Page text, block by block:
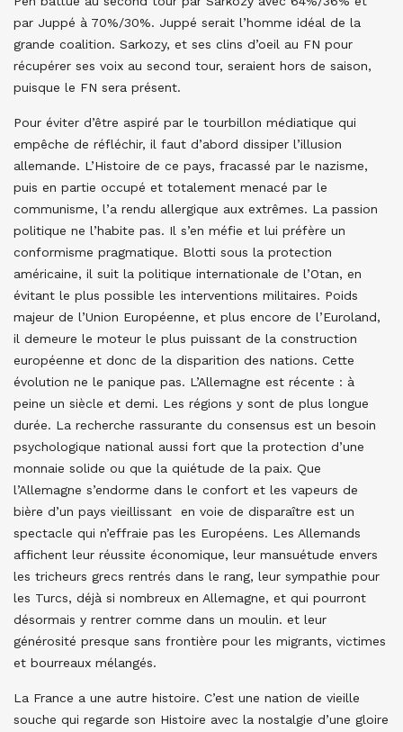
par Juppé à 70%/30%. Juppé serait l’homme idéal de la
grande coalition. Sarkozy, et ses clins d’oeil au FN pour
récupérer ses voix au second tour, seraient hors de saison,
puisque le FN sera présent.
Pour éviter d’être aspiré par le tourbillon médiatique qui
empêche de réfléchir, il faut d’abord dissiper l’illusion
allemande. L’Histoire de ce pays, fracassé par le nazisme,
puis en partie occupé et totalement menacé par le
communisme, l’a rendu allergique aux extrêmes. La passion
politique ne l’habite pas. Il s’en méfie et lui préfère un
conformisme pragmatique. Blotti sous la protection
américaine, il suit la politique internationale de l’Otan, en
évitant le plus possible les interventions militaires. Poids
majeur de l’Union Européenne, et plus encore de l’Euroland,
il demeure le moteur le plus puissant de la construction
européenne et donc de la disparition des nations. Cette
évolution ne le panique pas. L’Allemagne est récente : à
peine un siècle et demi. Les régions y sont de plus longue
durée. La recherche rassurante du consensus est un besoin
psychologique national aussi fort que la protection d’une
monnaie solide ou que la quiétude de la paix. Que
l’Allemagne s’endorme dans le confort et les vapeurs de
bière d’un pays vieillissant en voie de disparaître est un
spectacle qui n’effraie pas les Européens. Les Allemands
affichent leur réussite économique, leur mansuétude envers
les tricheurs grecs rentrés dans le rang, leur sympathie pour
les Turcs, déjà si nombreux en Allemagne, et qui pourront
désormais y rentrer comme dans un moulin. et leur
générosité presque sans frontière pour les migrants, victimes
et bourreaux mélangés.
La France a une autre histoire. C’est une nation de vieille
souche qui regarde son Histoire avec la nostalgie d’une gloire